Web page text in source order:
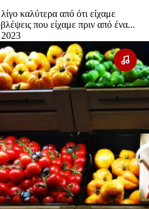
καλύτερα από ότι είχαμε
που είχαμε πριν από ένα...
2023